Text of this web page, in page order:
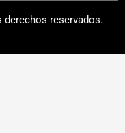
reservados.